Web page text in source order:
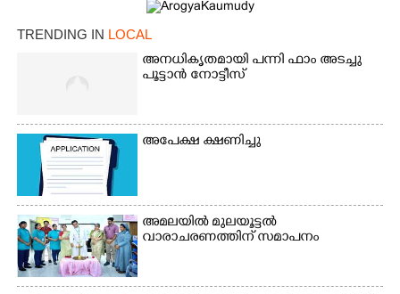
TRENDING IN LOCAL
അനധികൃതമായി പന്നി ഫാം അടച്ചു
പൂട്ടാൻ നോട്ടീസ്
അപേക്ഷ ക്ഷണിച്ചു
അമലയിൽ മുലയൂട്ടൽ
വാരാചരണത്തിന് സമാപനം